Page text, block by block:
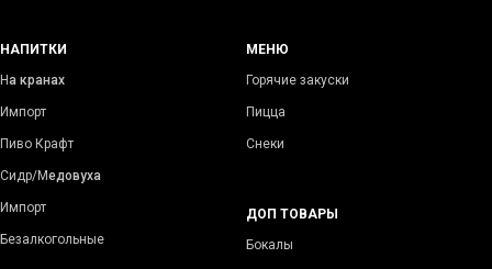
НАПИТКИ
На кранах
Импорт
Пиво Крафт
Сидр/Медовуха
Импорт
Безалкогольные
МЕНЮ
Горячие закуски
Пицца
Снеки
ДОП ТОВАРЫ
Бокалы